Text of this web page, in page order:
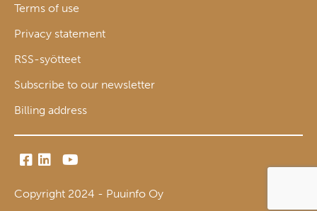
Terms of use
Privacy statement
RSS-syötteet
Subscribe to our newsletter
Billing address
Copyright 2024 - Puuinfo Oy